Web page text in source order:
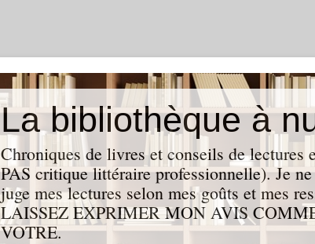
La bibliothèque à
Chroniques de livres et conseils de
PAS critique littéraire professionnelle). Je
juge mes lectures selon mes goûts et mes
LAISSEZ EXPRIMER MON AVIS
VOTRE.